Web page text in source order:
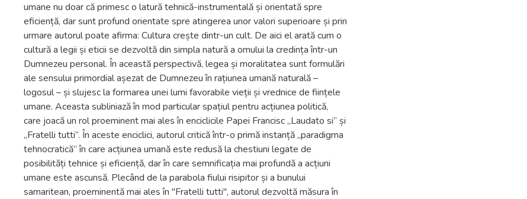
umane nu doar că primesc o latură tehnică-instrumentală și orientată spre
eficiență, dar sunt profund orientate spre atingerea unor valori superioare și prin
urmare autorul poate afirma: Cultura crește dintr-un cult. De aici el arată cum o
cultură a legii și eticii se dezvoltă din simpla natură a omului la credința într-un
Dumnezeu personal. În această perspectivă, legea și moralitatea sunt formulări
ale sensului primordial așezat de Dumnezeu în rațiunea umană naturală –
logosul – și slujesc la formarea unei lumi favorabile vieții și vrednice de ființele
umane. Aceasta subliniază în mod particular spațiul pentru acțiunea politică,
care joacă un rol proeminent mai ales în enciclicile Papei Francisc „Laudato si” și
„Fratelli tutti”. În aceste enciclici, autorul critică într-o primă instanță „paradigma
tehnocratică” în care acțiunea umană este redusă la chestiuni legate de
posibilități tehnice și eficiență, dar în care semnificația mai profundă a acțiuni
umane este ascunsă. Plecând de la parabola fiului risipitor și a bunului
samaritean, proeminentă mai ales în "Fratelli tutti", autorul dezvoltă măsura în